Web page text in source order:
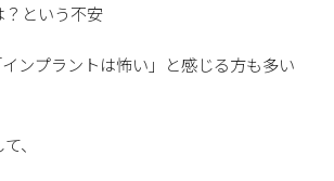
という不安
ンプラントは怖い」と感じる方も多い
、